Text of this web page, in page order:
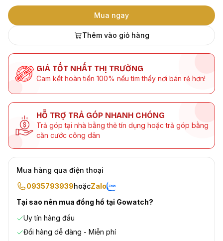
Mua ngay
Thêm vào giỏ hàng
GIÁ TỐT NHẤT THỊ TRƯỜNG
Cam kết hoàn tiền 100% nếu tìm thấy nơi bán rẻ hơn!
HỖ TRỢ TRẢ GÓP NHANH CHÓNG
Trả góp tại nhà bằng thẻ tín dụng hoặc trả góp bằng
căn cước công dân
Mua hàng qua điện thoại
0935793939hoặcZalo
Tại sao nên mua đồng hồ tại Gowatch?
Uy tín hàng đầu
Đổi hàng dễ dàng - Miễn phí